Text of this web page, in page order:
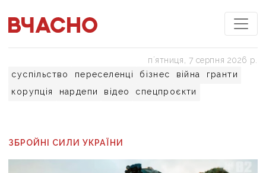
суспільство переселенці бізнес війна
гранти
корупція
нардепи відео спецпроєкти
пʼятниця, 7 серпня 2026 р.
ЗБРОЙНІ СИЛИ УКРАЇНИ